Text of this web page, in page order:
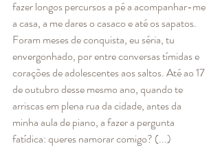
fazer longos percursos a pé a acompanhar-me
a casa, a me dares o casaco e até os sapatos.
Foram meses de conquista, eu séria, tu
envergonhado, por entre conversas tímidas e
corações de adolescentes aos saltos. Até ao 17
de outubro desse mesmo ano, quando te
arriscas em plena rua da cidade, antes da
minha aula de piano, a fazer a pergunta
fatídica: queres namorar comigo? (...)